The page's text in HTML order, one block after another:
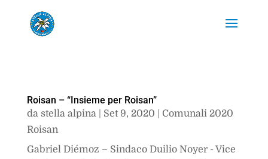
Roisan – “Insieme per Roisan”
da stella alpina| Set 9, 2020
Comunali 2020
Roisan
Gabriel Diémoz – Sindaco Duilio Noyer - Vice